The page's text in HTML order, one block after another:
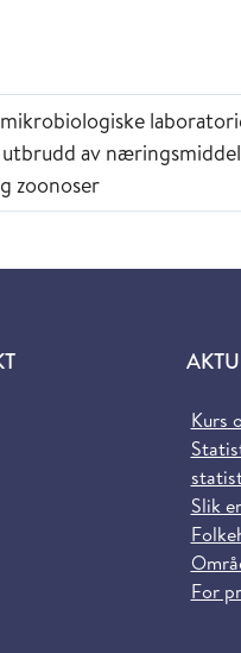
av
zoonoser
Kurs
Slik
For